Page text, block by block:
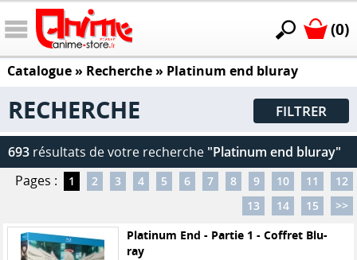
(0)
Catalogue» Recherche » Platinum end bluray
RECHERCHE FILTRER
693 résultats de votre recherche "Platinum end bluray"
Pages :
1 2 3 4 5 6 7 8 9 10 11
12
13
14 15
>>
Platinum End - Partie 1 - Coffret Blu-
ray